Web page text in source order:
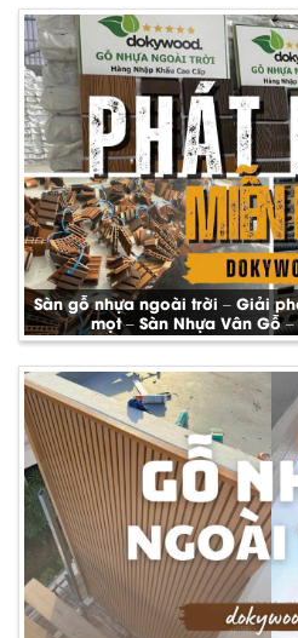
Sàn gỗ nhựa ngoài trời – Giải
mọt – Sàn Nhựa Vân Gỗ